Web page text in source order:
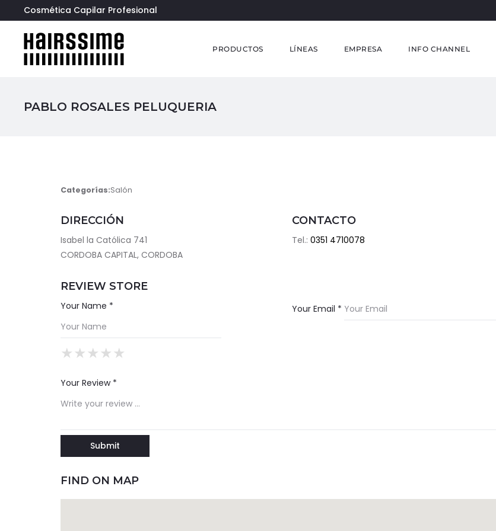
Cosmética Capilar Profesional
PRODUCTOS LÍNEAS EMPRESA INFO CHANNEL
PABLO ROSALES PELUQUERIA
Categorías:Salón
DIRECCIÓN
Isabel la Católica 741
CORDOBA CAPITAL, CORDOBA
CONTACTO
Tel.: 0351 4710078
REVIEW STORE
Your Name * Your Email *
★
★★
★★★
★★★★
★★★★★
Your Review *
FIND ON MAP